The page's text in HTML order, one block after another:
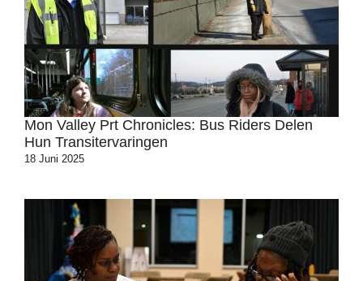
Mon Valley Prt Chronicles: Bus Riders Delen
Hun Transitervaringen
18 Juni 2025